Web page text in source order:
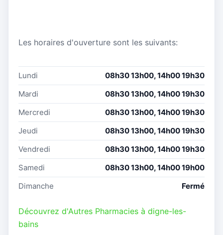
Les horaires d'ouverture sont les suivants:
Lundi
08h30 13h00, 14h00 19h30
Mardi
08h30 13h00, 14h00 19h30
Mercredi
08h30 13h00, 14h00 19h30
Jeudi
08h30 13h00, 14h00 19h30
Vendredi
08h30 13h00, 14h00 19h30
Samedi
08h30 13h00, 14h00 19h00
Dimanche
Fermé
Découvrez d'Autres Pharmacies à digne-les-
bains